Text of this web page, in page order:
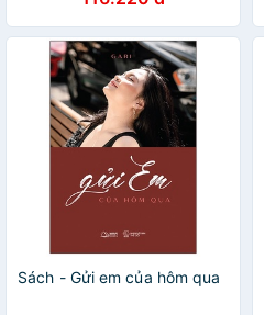
Sách - Gửi em của hôm qua